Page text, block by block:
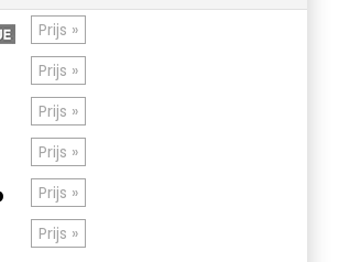
Prijs »
Prijs »
Prijs »
Prijs »
Prijs »
Prijs »